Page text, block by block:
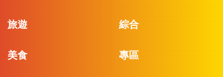
旅遊 綜合
美食 專區